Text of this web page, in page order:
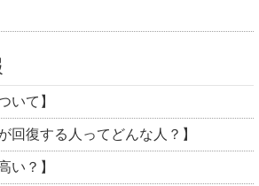
いて】
回復する人ってどんな人？】
い？】